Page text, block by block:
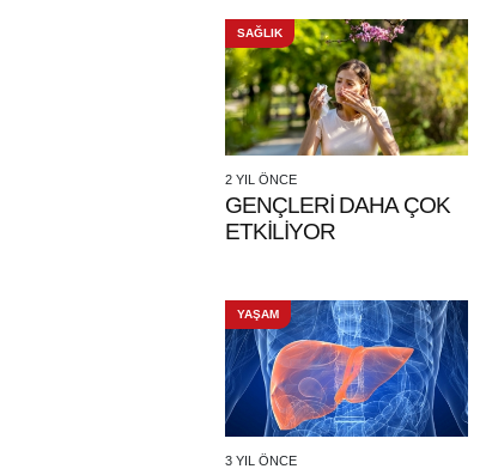
SAĞLIK
2 YIL ÖNCE
GENÇLERİ DAHA ÇOK
ETKİLİYOR
YAŞAM
3 YIL ÖNCE